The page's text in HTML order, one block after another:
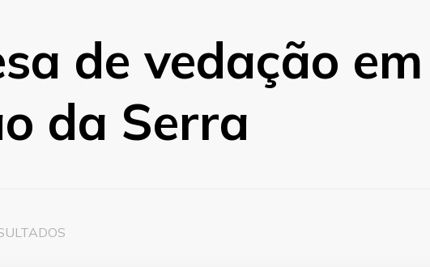
de vedação em
da Serra